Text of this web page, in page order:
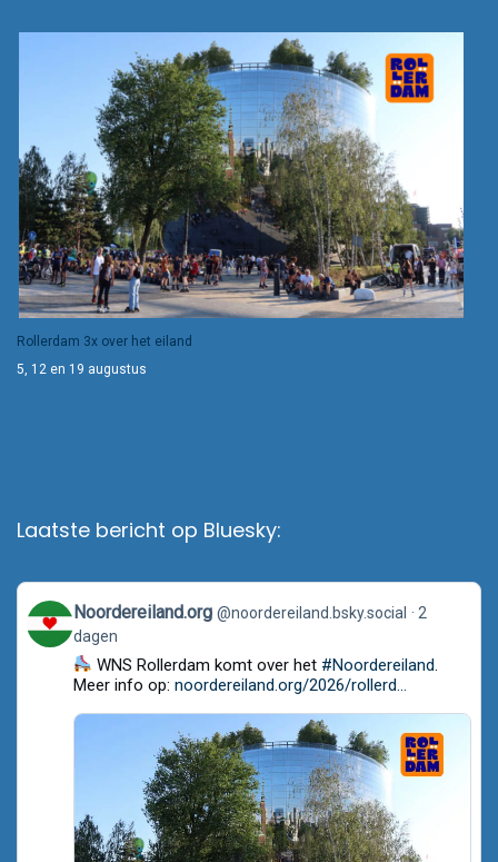
Rollerdam 3x over het eiland
5, 12 en 19 augustus
Laatste bericht op Bluesky:
View
post
by
Noordereiland.org
Bluesky
Noordereiland.org @noordereiland.bsky.social
2
dagen
WNS Rollerdam komt over het #Noordereiland
Meer info op: noordereiland.org/2026/rollerd...